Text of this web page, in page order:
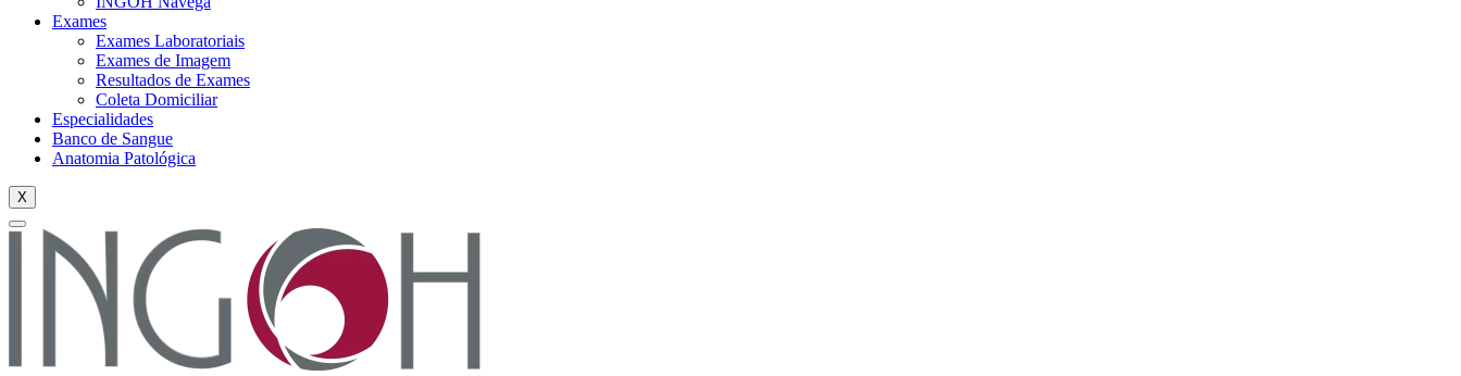
Exames
Exames Laboratoriais
Exames de Imagem
Resultados de Exames
Coleta Domiciliar
Especialidades
Banco de Sangue
Anatomia Patológica
X